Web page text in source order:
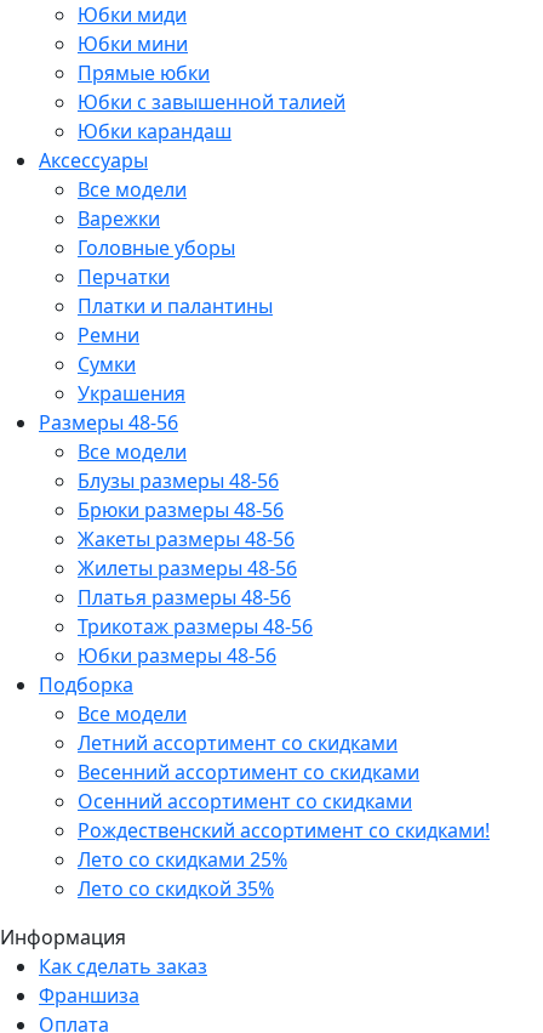
Юбки миди
Юбки мини
Прямые юбки
Юбки с завышенной талией
Юбки карандаш
Аксессуары
Все модели
Варежки
Головные уборы
Перчатки
Платки и палантины
Ремни
Сумки
Украшения
Размеры 48-56
Все модели
Блузы размеры 48-56
Брюки размеры 48-56
Жакеты размеры 48-56
Жилеты размеры 48-56
Платья размеры 48-56
Трикотаж размеры 48-56
Юбки размеры 48-56
Подборка
Все модели
Летний ассортимент со скидками
Весенний ассортимент со скидками
Осенний ассортимент со скидками
Рождественский ассортимент со скидками!
Лето со скидками 25%
Лето со скидкой 35%
Информация
Как сделать заказ
Франшиза
Оплата